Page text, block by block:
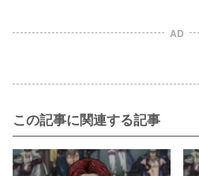
AD
この記事に関連する記事